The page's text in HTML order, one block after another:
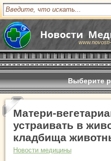
Выберите
Матери-
устраивать в
кладбища
Новости медицины